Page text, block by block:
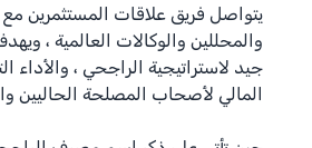
يتواصل فريق علاقات المستثمرين مع
والمحللين والوكالات العالمية ،
جيد لاستراتيجية الراجحي ، والأداء
المالي لأصحاب المصلحة الحاليين